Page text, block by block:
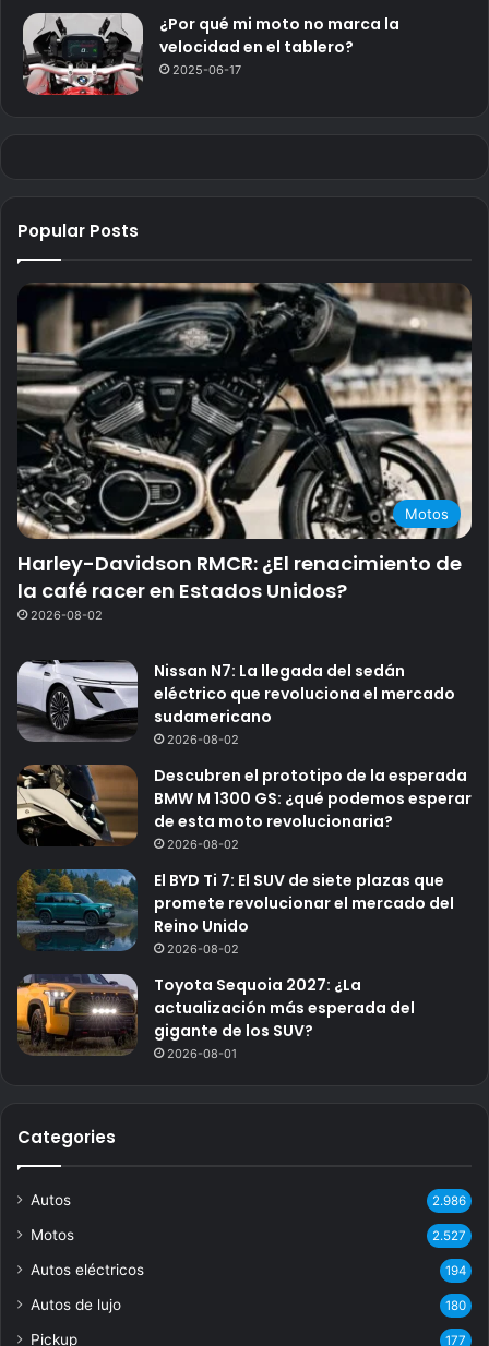
¿Por qué mi moto no marca la
velocidad en el tablero?
2025-06-17
Popular Posts
Motos
Harley-Davidson RMCR: ¿El renacimiento de
la café racer en Estados Unidos?
2026-08-02
Nissan N7: La llegada del sedán
eléctrico que revoluciona el mercado
sudamericano
2026-08-02
Descubren el prototipo de la esperada
BMW M 1300 GS: ¿qué podemos esperar
de esta moto revolucionaria?
2026-08-02
El BYD Ti 7: El SUV de siete plazas que
promete revolucionar el mercado del
Reino Unido
2026-08-02
Toyota Sequoia 2027: ¿La
actualización más esperada del
gigante de los SUV?
2026-08-01
Categories
Autos 2.986
Motos 2.527
Autos eléctricos 194
Autos de lujo 180
Pickup 177